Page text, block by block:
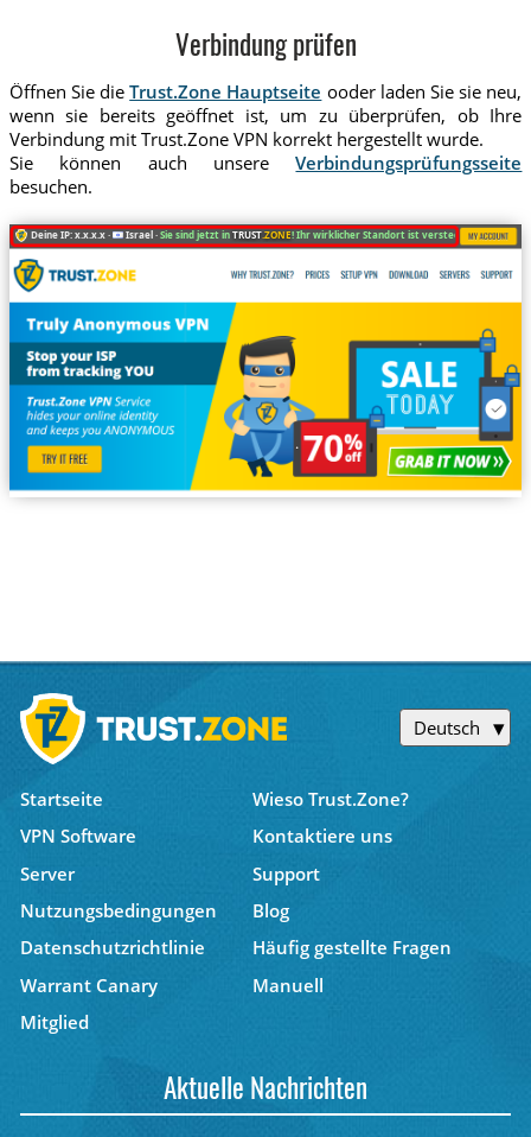
Verbindung prüfen
Öffnen Sie dieTrust.Zone Hauptseite ooder laden Sie sie neu,
wenn sie bereits geöffnet ist, um zu überprüfen, ob Ihre
Verbindung mit Trust.Zone VPN korrekt hergestellt wurde.
Sie können auch unsereVerbindungsprüfungsseite
besuchen.
Deine IP: x.x.x.x · Israel ·Sie sind jetzt inTRUST.ZONE! Ihr wirklicher Standort ist versteckt!
Deutsch
Startseite
Wieso Trust.Zone?
VPN Software
Kontaktiere uns
Server
Support
Nutzungsbedingungen
Blog
Datenschutzrichtlinie
Häufig gestellte Fragen
Warrant Canary
Manuell
Mitglied
Aktuelle Nachrichten